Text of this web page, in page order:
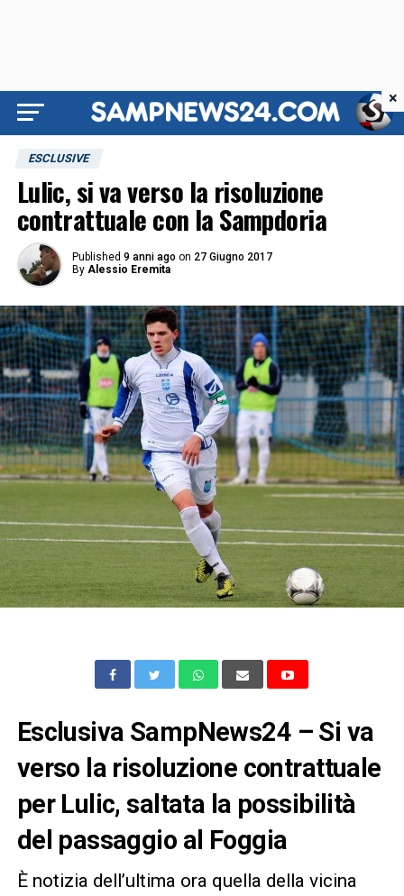
ESCLUSIVE
Lulic, si va verso la risoluzione
contrattuale con la Sampdoria
Published 9 anni ago on 27 Giugno 2017
By Alessio Eremita
Esclusiva SampNews24 – Si va
verso la risoluzione contrattuale
per Lulic, saltata la possibilità
del passaggio al Foggia
È notizia dell’ultima ora quella della vicina
×